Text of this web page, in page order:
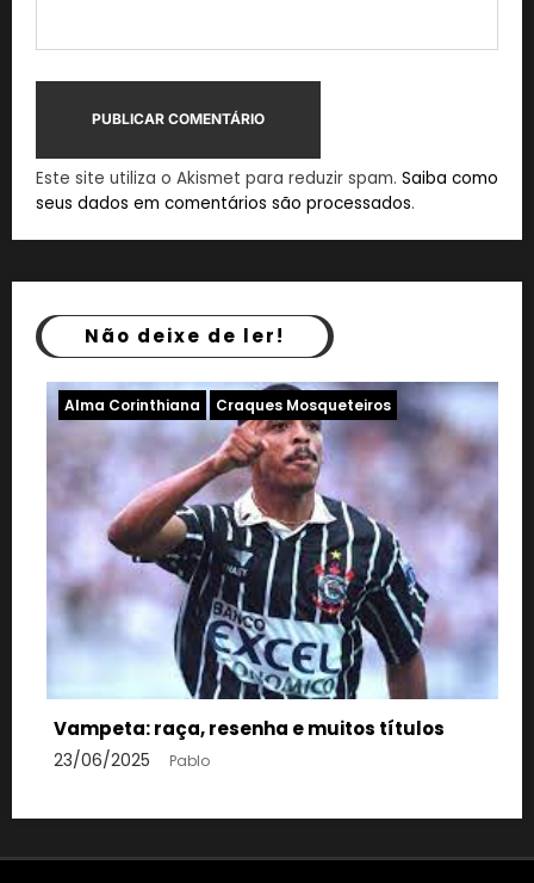
Este site utiliza o Akismet para reduzir spam. Saiba como
seus dados em comentários são processados.
Não deixe de ler!
Alma Corinthiana Craques Mosqueteiros
raça, resenha e muitos títulos
06/2025 Pablo